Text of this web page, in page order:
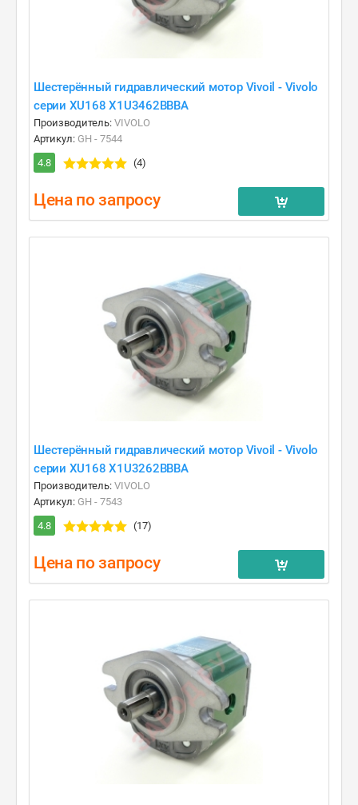
Шестерённый гидравлический мотор Vivoil - Vivolo
серии XU168 X1U3462BBBA
Производитель: VIVOLO
Артикул: GH - 7544
4.8
(4)
Цена по запросу
Шестерённый гидравлический мотор Vivoil - Vivolo
серии XU168 X1U3262BBBA
Производитель: VIVOLO
Артикул: GH - 7543
4.8
(17)
Цена по запросу